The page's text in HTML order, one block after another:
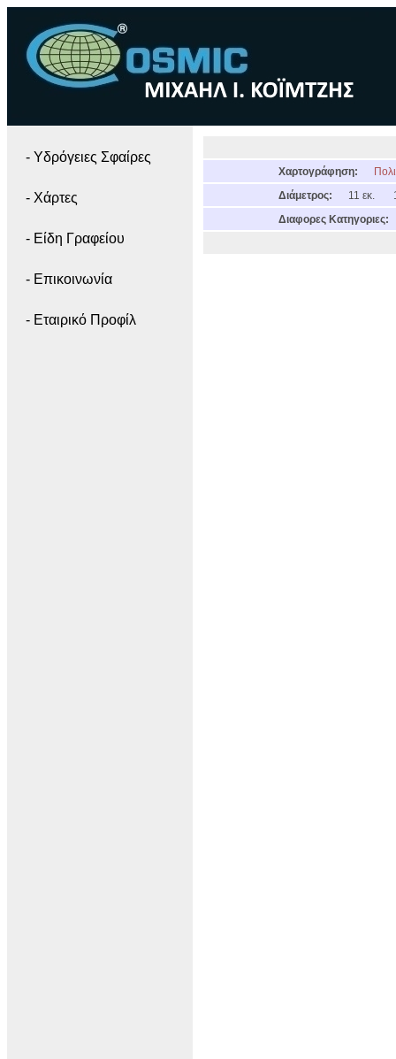
- Yδρόγειες Σφαίρες
- Χάρτες
- Είδη Γραφείου
- Επικοινωνία
- Εταιρικό Προφίλ
Χαρτογράφηση:
Διάμετρος:
11 εκ.
Διαφορες Κατηγοριες: